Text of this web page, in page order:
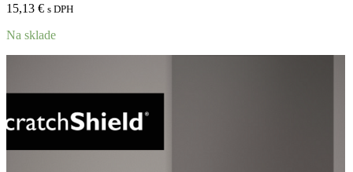
15,13 € s DPH
Na sklade